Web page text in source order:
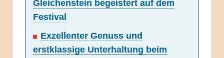
Gleichenstein begeistert auf dem
Festival
Exzellenter Genuss und
erstklassige Unterhaltung beim